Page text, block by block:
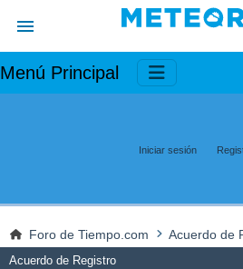
Menú Principal
Iniciar sesión
Foro de Tiempo.com Acuerdo de
Acuerdo de Registro